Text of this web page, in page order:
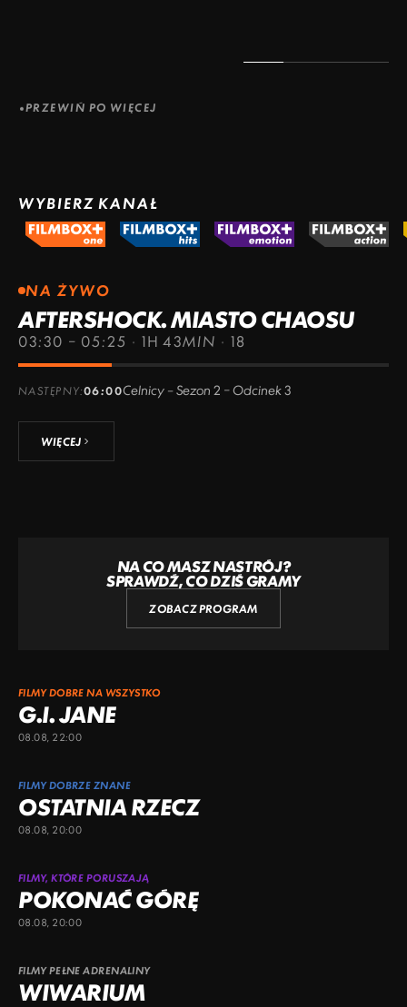
PRZEWIŃ PO WIĘCEJ
WYBIERZ KANAŁ
NA ŻYWO
AFTERSHOCK. MIASTO CHAOSU
03:30 – 05:25 · 1H 43MIN · 18
NASTĘPNY:06:00Celnicy – Sezon 2 – Odcinek 3
WIĘCEJ
NA CO MASZ NASTRÓJ?
SPRAWDŹ, CO DZIŚ GRAMY
ZOBACZ PROGRAM
FILMY DOBRE NA WSZYSTKO
G.I. JANE
08.08, 22:00
FILMY DOBRZE ZNANE
OSTATNIA RZECZ
08.08, 20:00
FILMY, KTÓRE PORUSZAJĄ
POKONAĆ GÓRĘ
08.08, 20:00
FILMY PEŁNE ADRENALINY
WIWARIUM